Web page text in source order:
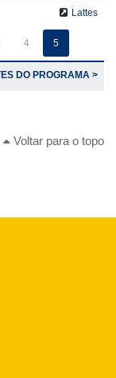
Lattes
4 5
DO PROGRAMA >
Voltar para o topo